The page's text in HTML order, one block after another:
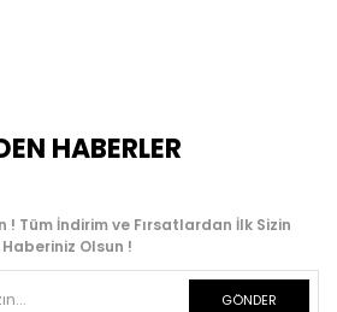
HABERLER
! Tüm İndirim ve Fırsatlardan İlk Sizin
Haberiniz Olsun !
GÖNDER